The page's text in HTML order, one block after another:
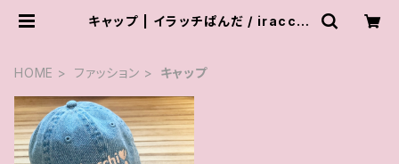
キャップ | イラッチぱんだ / iracchi
HOME ファッション キャップ